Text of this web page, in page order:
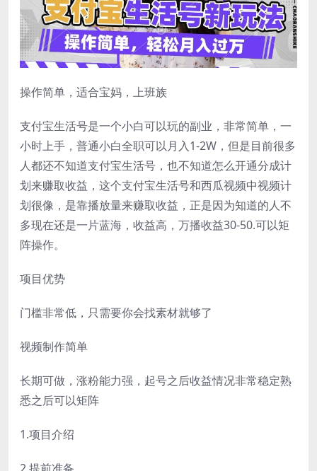
操作简单，适合宝妈，上班族
支付宝生活号是一个小白可以玩的副业，非常简单，一
小时上手，普通小白全职可以月入1-2W，但是目前很多
人都还不知道支付宝生活号，也不知道怎么开通分成计
划来赚取收益，这个支付宝生活号和西瓜视频中视频计
划很像，是靠播放量来赚取收益，正是因为知道的人不
多现在还是一片蓝海，收益高，万播收益30-50.可以矩
阵操作。
项目优势
门槛非常低，只需要你会找素材就够了
视频制作简单
长期可做，涨粉能力强，起号之后收益情况非常稳定熟
悉之后可以矩阵
1.项目介绍